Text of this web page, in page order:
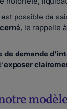
possible de
, le rappelle
de demande
exposer